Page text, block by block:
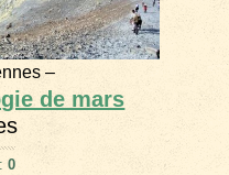
–
de mars
0